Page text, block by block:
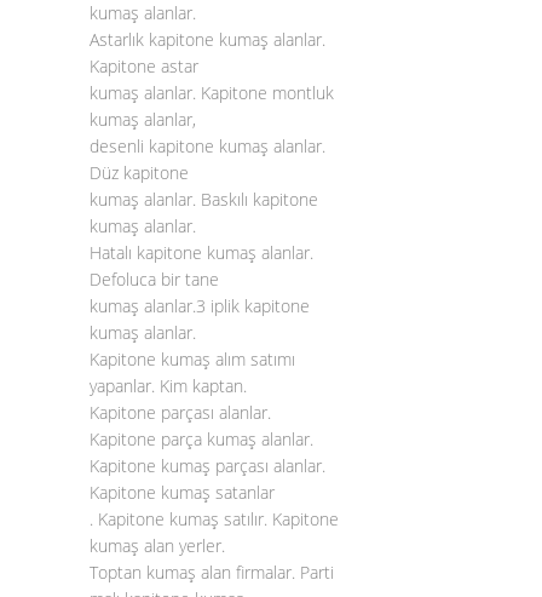
kumaş alanlar.
Astarlık kapitone kumaş alanlar.
Kapitone astar
kumaş alanlar. Kapitone montluk
kumaş alanlar,
desenli kapitone kumaş alanlar.
Düz kapitone
kumaş alanlar. Baskılı kapitone
kumaş alanlar.
Hatalı kapitone kumaş alanlar.
Defoluca bir tane
kumaş alanlar.3 iplik kapitone
kumaş alanlar.
Kapitone kumaş alım satımı
yapanlar. Kim kaptan.
Kapitone parçası alanlar.
Kapitone parça kumaş alanlar.
Kapitone kumaş parçası alanlar.
Kapitone kumaş satanlar
. Kapitone kumaş satılır. Kapitone
kumaş alan yerler.
Toptan kumaş alan firmalar. Parti